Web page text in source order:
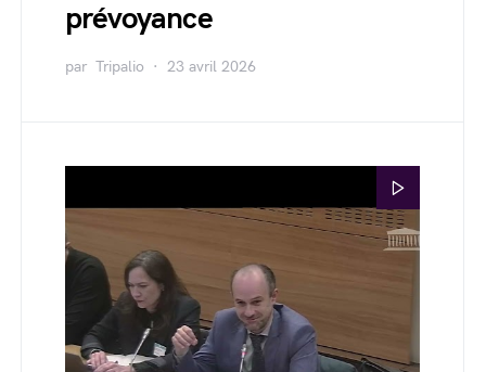
prévoyance
par Tripalio 23 avril 2026